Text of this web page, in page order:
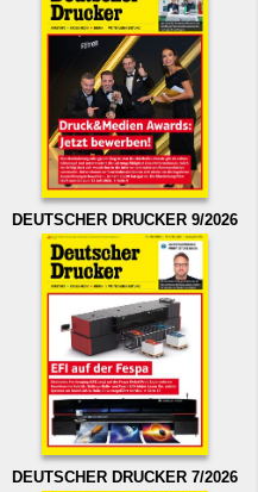
DEUTSCHER DRUCKER 9/2026
DEUTSCHER DRUCKER 7/2026